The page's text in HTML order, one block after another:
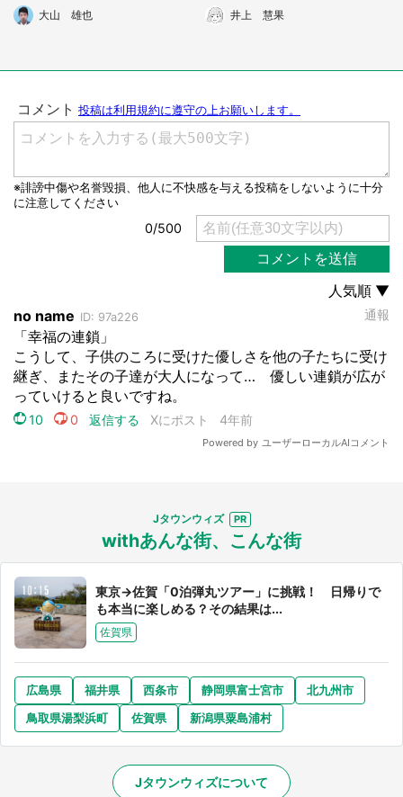
った偶然の出会い
大山 雄也
のに、その後...」（静岡県・
年齢不明女性）
井上 慧果
Jタウンウィズ
withあんな街、こんな街
東京→佐賀「0泊弾丸ツアー」に挑戦！ 日帰りで
も本当に楽しめる？その結果は...
佐賀県
広島県 福井県 西条市 静岡県富士宮市
北九州市
鳥取県湯梨浜町
佐賀県 新潟県粟島浦村
Jタウンウィズについて